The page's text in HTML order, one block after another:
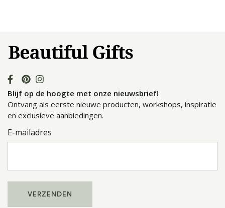
Blijf op de hoogte met onze nieuwsbrief!
Ontvang als eerste nieuwe producten, workshops, inspiratie
en exclusieve aanbiedingen.
E-mailadres